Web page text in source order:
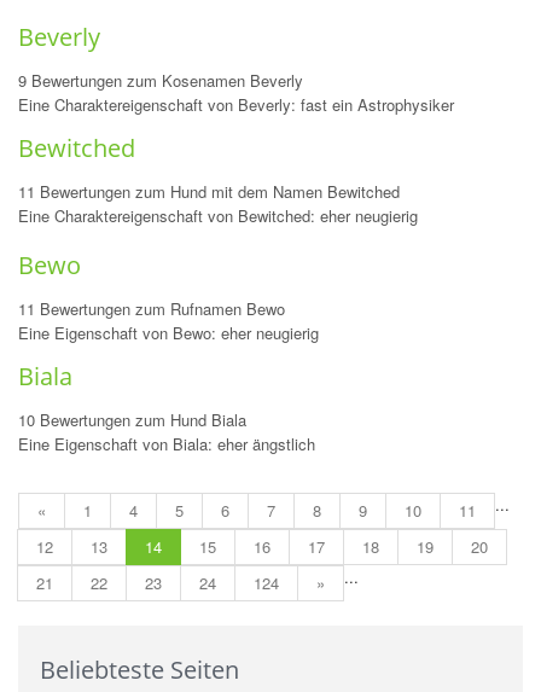
Beverly
9 Bewertungen zum Kosenamen Beverly
Eine Charaktereigenschaft von Beverly: fast ein Astrophysiker
Bewitched
11 Bewertungen zum Hund mit dem Namen Bewitched
Eine Charaktereigenschaft von Bewitched: eher neugierig
Bewo
11 Bewertungen zum Rufnamen Bewo
Eine Eigenschaft von Bewo: eher neugierig
Biala
10 Bewertungen zum Hund Biala
Eine Eigenschaft von Biala: eher ängstlich
« 1 ...
4 5 6 7 8 9 10
11
12
13 14 15 16 17 18 19
20
21
22 23 24 ...
124 »
Beliebteste Seiten